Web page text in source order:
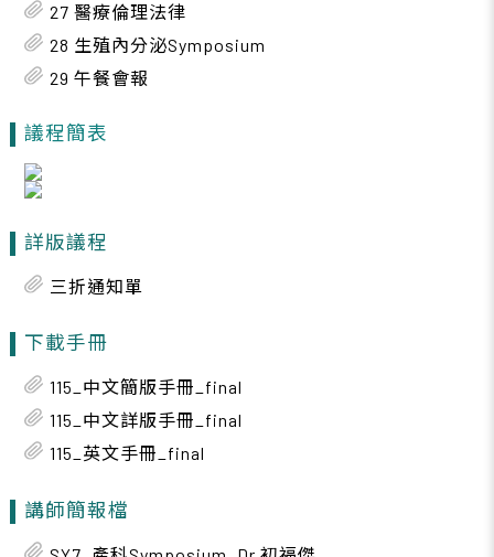
27 醫療倫理法律
28 生殖內分泌Symposium
29 午餐會報
議程簡表
詳版議程
三折通知單
下載手冊
115_中文簡版手冊_final
115_中文詳版手冊_final
115_英文手冊_final
講師簡報檔